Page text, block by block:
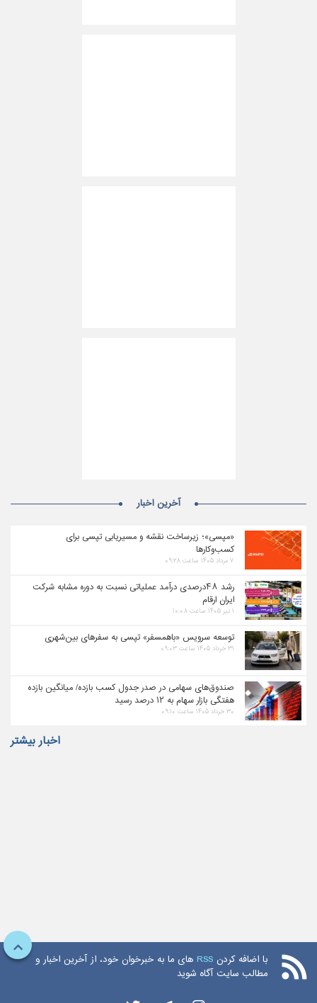
آخرین اخبار
«مپسی»؛ زیرساخت نقشه و مسیریابی تپسی برای
کسب‌وکارها
۷ مرداد ۱۴۰۵ ساعت ۰۹:۲۸
رشد ۴۸درصدی درآمد عملیاتی نسبت به دوره مشابه شرکت
ایران ارقام
۱ تیر ۱۴۰۵ ساعت ۱۰:۰۸
توسعه سرویس «باهمسفر» تپسی به سفرهای بین‌شهری
۳۱ خرداد ۱۴۰۵ ساعت ۰۹:۰۳
صندوق‌های سهامی در صدر جدول کسب بازده/ میانگین بازده
هفتگی بازار سهام به ۱۲ درصد رسید
۳۰ خرداد ۱۴۰۵ ساعت ۰۹:۱۰
اخبار بیشتر
با اضافه کردن RSS های ما به خبرخوان خود، از آخرین اخبار و
مطالب سایت آگاه شوید